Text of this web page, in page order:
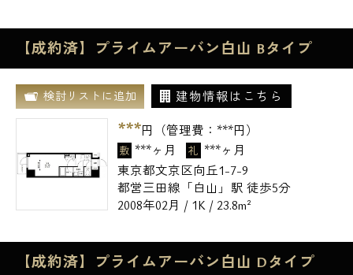
【成約済】プライムアーバン白山 Bタイプ
検討リストに追加 建物情報はこちら
***円（管理費： ***円）
敷 ***ヶ月 礼 ***ヶ月
東京都文京区向丘1-7-9
都営三田線「白山」駅 徒歩5分
2008年02月 / 1K / 23.8m²
【成約済】プライムアーバン白山 Dタイプ